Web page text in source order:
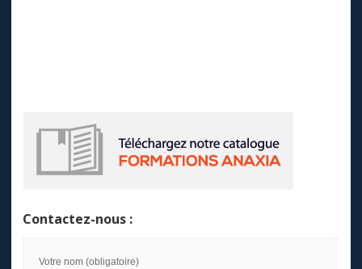
Contactez-nous :
Votre nom (obligatoire)